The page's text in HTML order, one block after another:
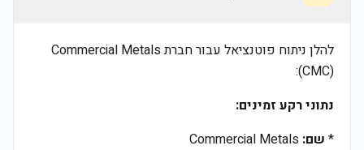
להלן ניתוח פוטנציאל עבור חברת Commercial Metals
(CMC):
נתוני רקע זמינים:
* שם: